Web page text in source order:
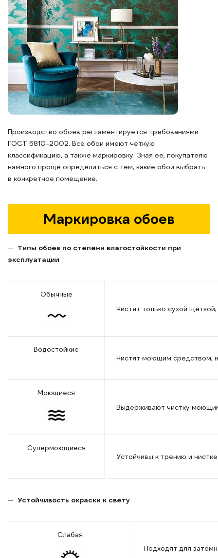
Производство обоев регламентируется требованиями
ГОСТ 6810-2002. Все обои имеют четкую
классификацию, а также маркировку. Зная ее, покупателю
намного проще определиться с тем, какие обои выбрать
в конкретное помещение.
Маркировка обоев
Типы обоев по степени влагостойкости при
эксплуатации
Обычные
Чистят только сухой
Водостойкие
Чистят моющим средством,
Моющиеся
Выдерживают чистку
Супермоющиеся
Устойчивы к трению и чистке
Устойчивость окраски к свету
Слабая
Подходят для